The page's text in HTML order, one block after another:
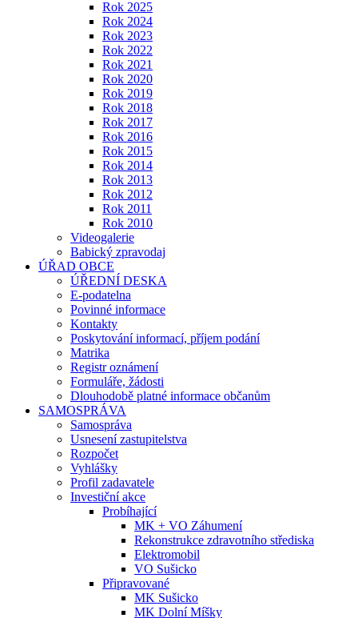
Rok 2025
Rok 2024
Rok 2023
Rok 2022
Rok 2021
Rok 2020
Rok 2019
Rok 2018
Rok 2017
Rok 2016
Rok 2015
Rok 2014
Rok 2013
Rok 2012
Rok 2011
Rok 2010
Videogalerie
Babický zpravodaj
ÚŘAD OBCE
ÚŘEDNÍ DESKA
E-podatelna
Povinné informace
Kontakty
Poskytování informací, příjem podání
Matrika
Registr oznámení
Formuláře, žádosti
Dlouhodobě platné informace občanům
SAMOSPRÁVA
Samospráva
Usnesení zastupitelstva
Rozpočet
Vyhlášky
Profil zadavatele
Investiční akce
Probíhající
MK + VO Záhumení
Rekonstrukce zdravotního střediska
Elektromobil
VO Sušicko
Připravované
MK Sušicko
MK Dolní Míšky